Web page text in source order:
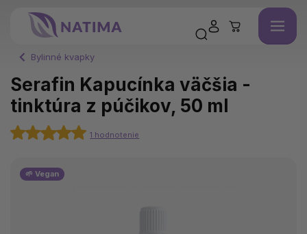
Bylinné kvapky
Serafin Kapucínka väčšia -
tinktúra z púčikov, 50 ml
1 hodnotenie
🌱 Vegan